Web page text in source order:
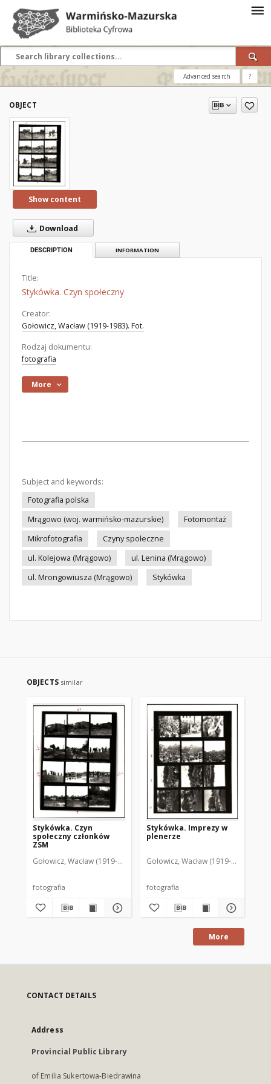
Advanced search ?
OBJECT
Show content
Download
DESCRIPTION INFORMATION
Title:
Stykówka. Czyn społeczny
Creator:
Gołowicz, Wacław (1919-1983). Fot.
Rodzaj dokumentu:
fotografia
More
Subject and keywords:
Fotografia polska
Mrągowo (woj. warmińsko-mazurskie)
Fotomontaż
Mikrofotografia
Czyny społeczne
ul. Kolejowa (Mrągowo)
ul. Lenina (Mrągowo)
ul. Mrongowiusza (Mrągowo)
Stykówka
OBJECTS similar
Stykówka. Czyn
społeczny członków
ZSM
Gołowicz, Wacław (1919-1983). Fot.
fotografia
Stykówka. Imprezy w
plenerze
Gołowicz, Wacław (1919-1983). Fot.
fotografia
More
CONTACT DETAILS
Address
Provincial Public Library
of Emilia Sukertowa-Biedrawina